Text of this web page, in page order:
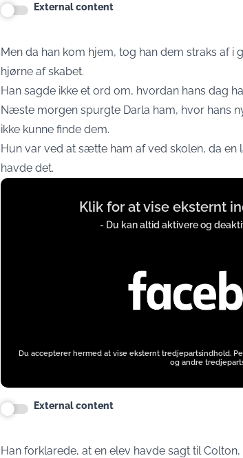
External content
Men da han kom hjem, tog han dem straks af i
hjørne af skabet.
Han sagde ikke et ord om, hvordan hans dag
Næste morgen spurgte Darla ham, hvor hans
ikke kunne finde dem.
Hun var ved at sætte ham af ved skolen, da
havde det.
Display
Klik for at vise eksternt
- Du kan altid aktivere og
Du accepterer hermed at vise eksternt tredjepartsindhold.
og andre
External content
Han forklarede, at en elev havde sagt til